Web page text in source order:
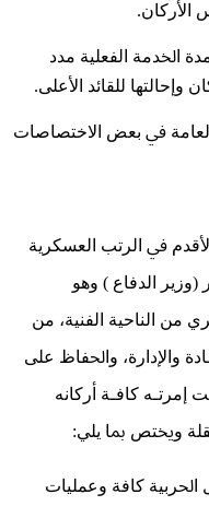
ﺍﻷﺭﻛﺎﻥ.
ﺍﳋﺪﻣﺔ ﺍﻟﻔﻌﻠﻴﺔ ﻣﺪﺩ
ﻭﺇﺣﺎﻟﺘﻬﺎ ﻟﻠﻘﺎﺋﺪ ﺍﻷﻋﻠﻰ.
ﺍﻟﻌﺎﻣﺔ ﰲ ﺑﻌﺾ ﺍﻻﺧﺘﺼﺎﺻﺎﺕ
ﰲ ﺍﻟﺮﺗﺐ ﺍﻟﻌﺴﻜﺮﻳﺔ
ﺍﻟﺪﻓﺎﻉ ) ﻭﻫﻮ
ﻣﻦ ﺍﻟﻨﺎﺣﻴﺔ ﺍﻟﻔﻨﻴﺔ، ﻣﻦ
ﻭﺍﻹﺩﺍﺭﺓ، ﻭﺍﳊﻔﺎﻅ ﻋﻠﻰ
ﺇﻣﺮﺗـﻪ ﻛﺎﻓـﺔ ﺃﺭﻛﺎﻧﻪ
ﻭﳜﺘﺺ ﲟﺎ ﻳﻠﻲ:
ﺍﳊﺮﺑﻴﺔ ﻛﺎﻓﺔ ﻭﻋﻤﻠﻴﺎﺕ